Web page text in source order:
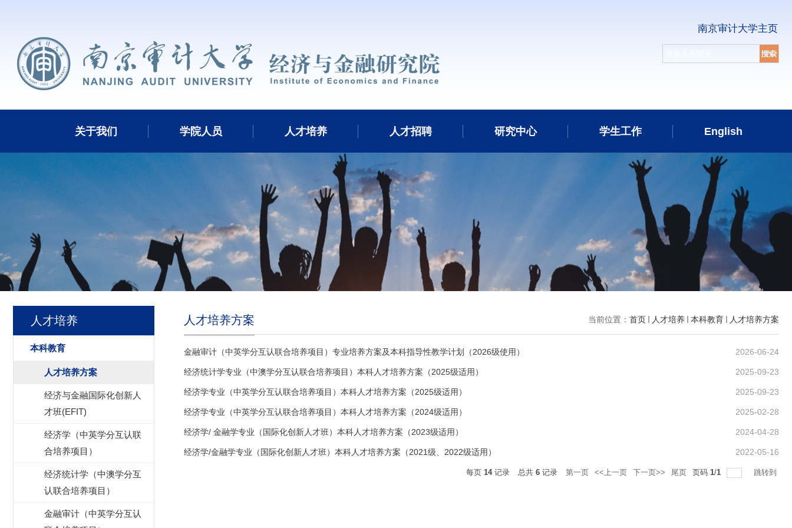
南京审计大学主页
关于我们 学院人员 人才培养 人才招聘 研究中心 学生工作 English
人才培养
本科教育
人才培养方案
经济与金融国际化创新人
才班(EFIT)
经济学（中英学分互认联
合培养项目）
经济统计学（中澳学分互
认联合培养项目）
金融审计（中英学分互认
当前位置： 首页 人才培养 本科教育 人才培养方案
人才培养方案
金融审计（中英学分互认联合培养项目）专业培养方案及本科指导性教学计划（2026级使用） 2026-06-24
经济统计学专业（中澳学分互认联合培养项目）本科人才培养方案（2025级适用） 2025-09-23
经济学专业（中英学分互认联合培养项目）本科人才培养方案（2025级适用） 2025-09-23
经济学专业（中英学分互认联合培养项目）本科人才培养方案（2024级适用） 2025-02-28
经济学/ 金融学专业（国际化创新人才班）本科人才培养方案（2023级适用） 2024-04-28
经济学/金融学专业（国际化创新人才班）本科人才培养方案（2021级、2022级适用） 2022-05-16
每页 14记录 总共 6 记录 第一页 <<上一页 下一页>> 尾页 页码 1/1 跳转到